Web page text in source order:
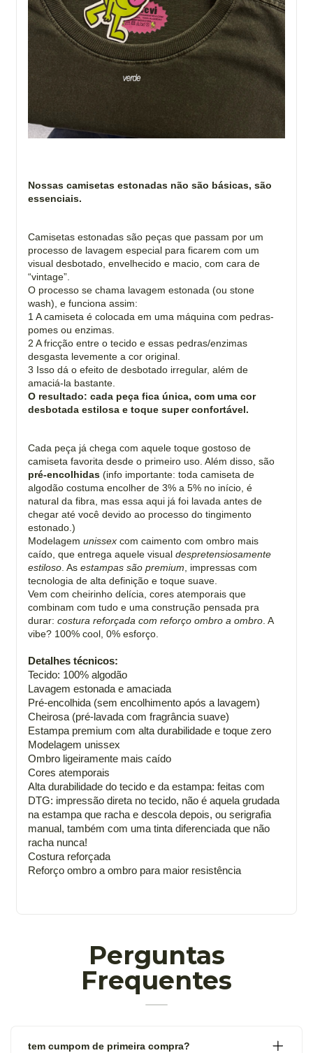
Nossas camisetas estonadas não são básicas, são
essenciais.
Camisetas estonadas são peças que passam por um
processo de lavagem especial para ficarem com um
visual desbotado, envelhecido e macio, com cara de
“vintage”.
O processo se chama lavagem estonada (ou stone
wash), e funciona assim:
1 A camiseta é colocada em uma máquina com pedras-
pomes ou enzimas.
2 A fricção entre o tecido e essas pedras/enzimas
desgasta levemente a cor original.
3 Isso dá o efeito de desbotado irregular, além de
amaciá-la bastante.
O resultado: cada peça fica única, com uma cor
desbotada estilosa e toque super confortável.
Cada peça já chega com aquele toque gostoso de
camiseta favorita desde o primeiro uso. Além disso, são
pré-encolhidas (info importante: toda camiseta de
algodão costuma encolher de 3% a 5% no início, é
natural da fibra, mas essa aqui já foi lavada antes de
chegar até você devido ao processo do tingimento
estonado.)
Modelagem unissex com caimento com ombro mais
caído, que entrega aquele visual despretensiosamente
estiloso . As estampas são premium , impressas com
tecnologia de alta definição e toque suave.
Vem com cheirinho delícia, cores atemporais que
combinam com tudo e uma construção pensada pra
durar: costura reforçada com reforço ombro a ombro . A
vibe? 100% cool, 0% esforço.
Detalhes técnicos:
Tecido: 100% algodão
Lavagem estonada e amaciada
Pré-encolhida (sem encolhimento após a lavagem)
Cheirosa (pré-lavada com fragrância suave)
Estampa premium com alta durabilidade e toque zero
Modelagem unissex
Ombro ligeiramente mais caído
Cores atemporais
Alta durabilidade do tecido e da estampa: feitas com
DTG: impressão direta no tecido, não é aquela grudada
na estampa que racha e descola depois, ou serigrafia
manual, também com uma tinta diferenciada que não
racha nunca!
Costura reforçada
Reforço ombro a ombro para maior resistência
Perguntas
Frequentes
tem cumpom de primeira compra?